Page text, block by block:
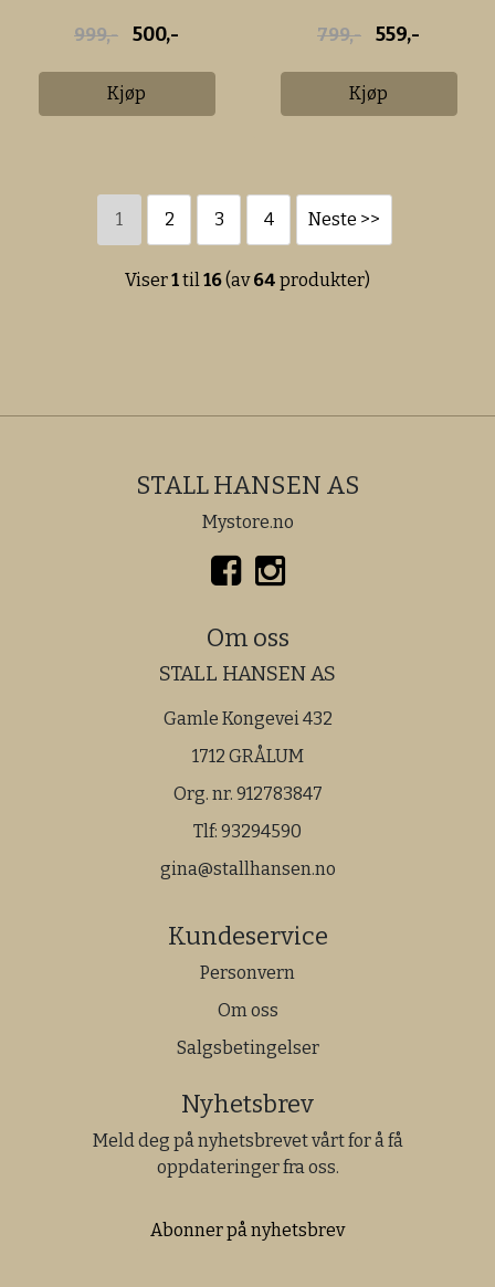
999,- 500,-
Kjøp
799,- 559,-
Kjøp
1 2 3 4 Neste >>
Viser1til16(av64 produkter)
STALL HANSEN AS
Mystore.no
Om oss
STALL HANSEN AS
Gamle Kongevei 432
1712 GRÅLUM
Org. nr. 912783847
Tlf: 93294590
gina@stallhansen.no
Kundeservice
Personvern
Om oss
Salgsbetingelser
Nyhetsbrev
Meld deg på nyhetsbrevet vårt for å få
oppdateringer fra oss.
Abonner på nyhetsbrev